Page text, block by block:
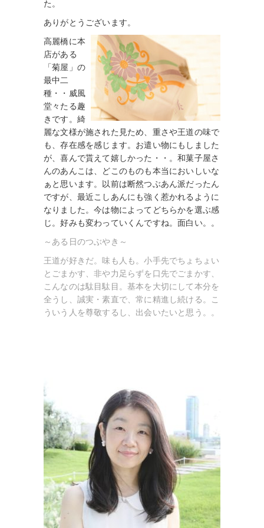
た。
ありがとうございます。
高麗橋に本
店がある
「菊屋」の
最中二
種・・威風
堂々たる趣
きです。綺
麗な文様が施された見ため、重さや王道の味で
も、存在感を感じます。お遣い物にもしました
が、喜んで貰えて嬉しかった・・。和菓子屋さ
んのあんこは、どこのものも本当においしいな
ぁと思います。以前は断然つぶあん派だったん
ですが、最近こしあんにも強く惹かれるように
なりました。今は物によってどちらかを選ぶ感
じ。好みも変わっていくんですね。面白い。。
～ある日のつぶやき～
王道が好きだ。味も人も。小手先でちょちょい
とごまかす、非や力足らずを口先でごまかす、
こんなのは駄目駄目。基本を大切にして本分を
全うし、誠実・素直で、常に精進し続ける。こ
ういう人を尊敬するし、出会いたいと思う。。